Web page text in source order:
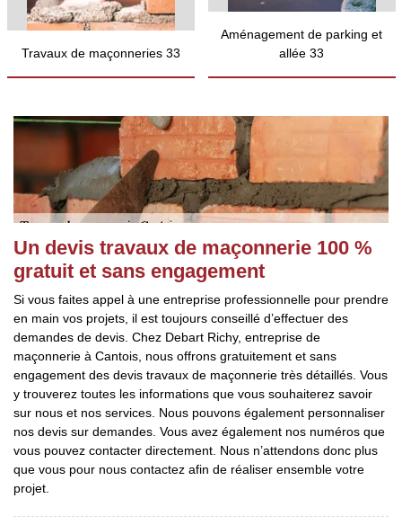
Travaux de maçonneries 33
Aménagement de parking et
allée 33
Un devis travaux de maçonnerie 100 %
gratuit et sans engagement
Si vous faites appel à une entreprise professionnelle pour prendre
en main vos projets, il est toujours conseillé d’effectuer des
demandes de devis. Chez Debart Richy, entreprise de
maçonnerie à Cantois, nous offrons gratuitement et sans
engagement des devis travaux de maçonnerie très détaillés. Vous
y trouverez toutes les informations que vous souhaiterez savoir
sur nous et nos services. Nous pouvons également personnaliser
nos devis sur demandes. Vous avez également nos numéros que
vous pouvez contacter directement. Nous n’attendons donc plus
que vous pour nous contactez afin de réaliser ensemble votre
projet.